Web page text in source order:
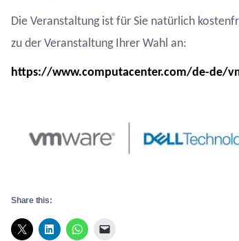
Die Veranstaltung ist für Sie natürlich
zu der Veranstaltung Ihrer Wahl an:
https://www.computacenter.com/de-de/
Share this: